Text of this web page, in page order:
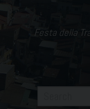
Festa della